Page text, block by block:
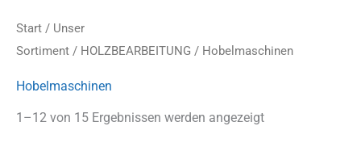
Start / Unser
Sortiment / HOLZBEARBEITUNG / Hobelmaschinen
Hobelmaschinen
1–12 von 15 Ergebnissen werden angezeigtNach